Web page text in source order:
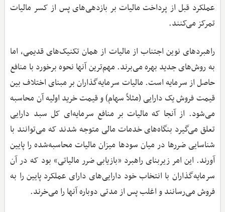
عملکرد قبل از پرداخت مالیات بر بازدهی‌های پس از کسر مالیات
تمرکز می‌کنند.
راهبردهای نوین اجتناب از مالیات از همان تکنیک‌های قدیمی، اما
به روش‌های جدید بهره می‌برند. مهم‌ترین آنها نحوه برخورد با منافع
حاصل از سرمایه است. مالیات سرمایه‌گذاران بر مبنای اختلاف بین
قیمت فروش یک دارایی (مثلاً سهام) و قیمت خرید اولیه آن محاسبه
می‌شود. از آنجا که مالیات بر منافع سرمایه‌ای کل سبد دارایی
تعلق می‌گیرد بنگاه‌‌های خدمات مالی متوجه شدند که می‌توانند با
شناسایی ضررها در میان سودها میزان مالیات محاسبه‌شده را پایین
آورند. این امر زیربنای راهبرد «بازیابی ضرر مالیاتی» بود که در آن
سرمایه‌گذاران با انتخاب خود دارایی‌های دارای عملکرد پایین را به
فروش می‌رسانند و اغلب پس از مدتی دوباره آنها را می‌خرند.